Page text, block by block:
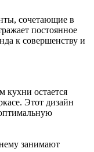
сочетающие в
постоянное
к совершенству и
остается
Этот дизайн
занимают